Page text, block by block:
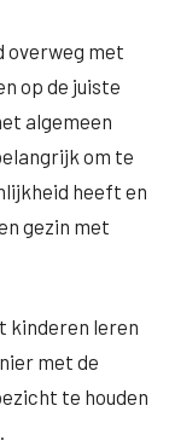
overweg met
op de juiste
algemeen
om te
heeft en
gezin met
kinderen leren
met de
te houden